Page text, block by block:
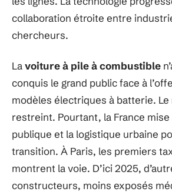
collaboration étroite entre
chercheurs.
Lavoiture à pile à combustible
conquis le grand public face à
modèles électriques à batterie.
restreint. Pourtant, la France
publique et la logistique urbaine
transition. À Paris, les premiers
montrent la voie. D’ici 2025,
constructeurs, moins exposés